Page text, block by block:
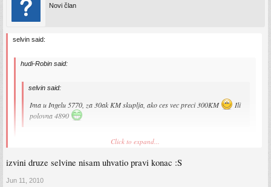
Novi član
selvin said:
hudi-Robin said:
selvin said:
Ima u Ingelu 5770, za 30ak KM skuplja, ako ces vec preci 300KM
Ili
polovna 4890
ne moze u imtecu biti povoljnija nego u genelecu?
:roll: Ja spominjem Ingel, a ti mene pitas za imtec i genelec :S Moze bit, a i ne mora
Click to expand...
izvini druze selvine nisam uhvatio pravi konac :S
Jun 11, 2010